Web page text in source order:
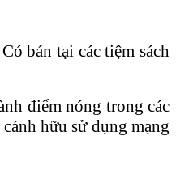
bán tại các tiệm sách
điểm nóng trong các
hữu sử dụng mạng